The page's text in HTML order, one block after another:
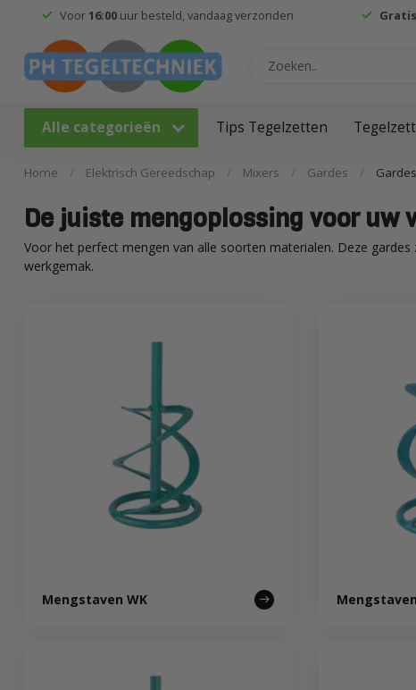
Voor16:00uur besteld, vandaag verzonden Gratis
Alle categorieën Tips Tegelzetten
Home / Elektrisch Gereedschap / Mixers / Gardes /
De juiste mengoplossing voor uw
Voor het perfect mengen van alle soorten materialen. Deze
werkgemak.
Mengstaven WK